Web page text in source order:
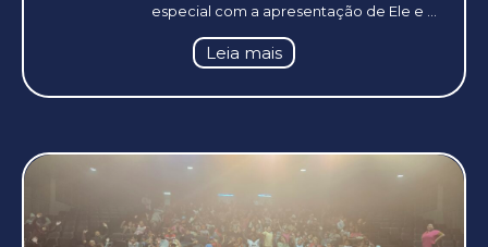
especial com a apresentação de Ele e ...
Leia mais